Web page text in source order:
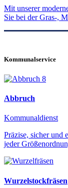
Mit unserer
Sie bei der Gras-,
Kommunalservice
Abbruch
Kommunaldienst
Präzise, sicher und
jeder
Wurzelstockfräsen